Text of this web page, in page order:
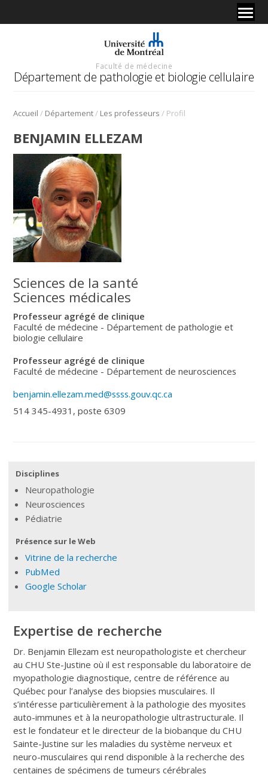
Faculté de médecine
Département de pathologie et biologie cellulaire
Accueil / Département/ Les professeurs / Profil
BENJAMIN ELLEZAM
Sciences de la santé
Sciences médicales
Professeur agrégé de clinique
Faculté de médecine - Département de pathologie et
biologie cellulaire
Professeur agrégé de clinique
Faculté de médecine - Département de neurosciences
benjamin.ellezam.med@ssss.gouv.qc.ca
514 345-4931, poste 6309
Disciplines
Neuropathologie
Neurosciences
Pédiatrie
Présence sur le Web
Vitrine de la recherche
PubMed
Google Scholar
Expertise de recherche
Dr. Benjamin Ellezam est neuropathologiste et chercheur
au CHU Ste-Justine où il est responsable du laboratoire de
myopathologie diagnostique, centre de référence au
Québec pour l’analyse des biopsies musculaires. Il
s’intéresse particulièrement à la pathologie des myosites
auto-immunes et à la neuropathologie ultrastructurale. Il
est le fondateur et le directeur de la biobanque du CHU
Sainte-Justine sur les maladies du système nerveux et
neuro-musculaires qui rend disponible à la recherche des
centaines de spécimens de tumeurs cérébrales